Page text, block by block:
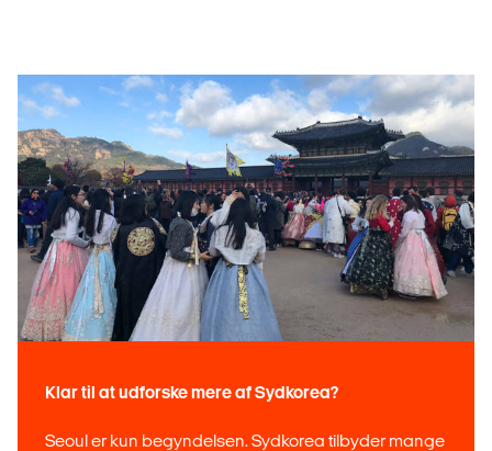
Klar til at udforske mere af Sydkorea?
Seoul er kun begyndelsen. Sydkorea tilbyder mange